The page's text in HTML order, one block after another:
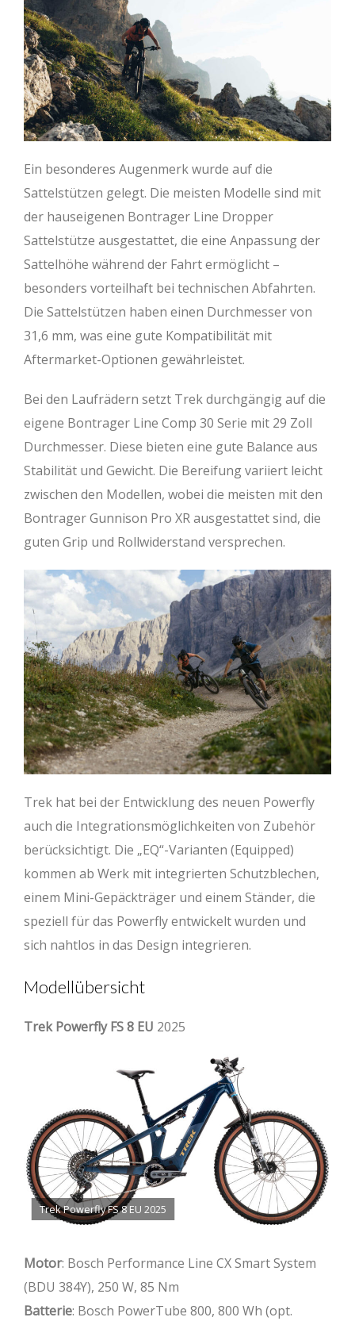
Ein besonderes Augenmerk wurde auf die
Sattelstützen gelegt. Die meisten Modelle sind mit
der hauseigenen Bontrager Line Dropper
Sattelstütze ausgestattet, die eine Anpassung der
Sattelhöhe während der Fahrt ermöglicht –
besonders vorteilhaft bei technischen Abfahrten.
Die Sattelstützen haben einen Durchmesser von
31,6 mm, was eine gute Kompatibilität mit
Aftermarket-Optionen gewährleistet.
Bei den Laufrädern setzt Trek durchgängig auf die
eigene Bontrager Line Comp 30 Serie mit 29 Zoll
Durchmesser. Diese bieten eine gute Balance aus
Stabilität und Gewicht. Die Bereifung variiert leicht
zwischen den Modellen, wobei die meisten mit den
Bontrager Gunnison Pro XR ausgestattet sind, die
guten Grip und Rollwiderstand versprechen.
Trek hat bei der Entwicklung des neuen Powerfly
auch die Integrationsmöglichkeiten von Zubehör
berücksichtigt. Die „EQ“-Varianten (Equipped)
kommen ab Werk mit integrierten Schutzblechen,
einem Mini-Gepäckträger und einem Ständer, die
speziell für das Powerfly entwickelt wurden und
sich nahtlos in das Design integrieren.
Modellübersicht
Trek Powerfly FS 8 EU 2025
Trek Powerfly FS 8 EU 2025
Motor: Bosch Performance Line CX Smart System
(BDU 384Y), 250 W, 85 Nm
Batterie: Bosch PowerTube 800, 800 Wh (opt.